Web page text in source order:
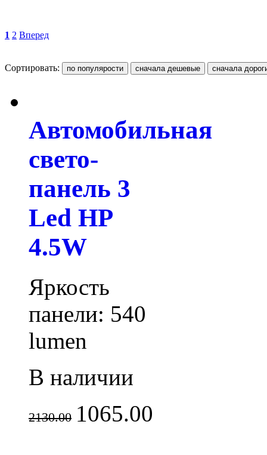
1 2 Вперед
Сортировать:
Автомобильная
свето-
панель 3
Led HP
4.5W
Яркость
панели: 540
lumen
В наличии
2130.00 1065.00